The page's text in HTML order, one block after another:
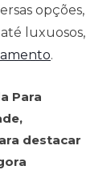
opções,
luxuosos,
.
Para
destacar